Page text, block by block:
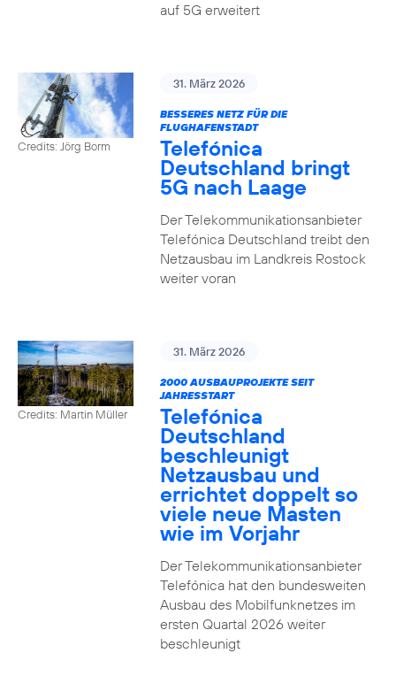
auf 5G erweitert
Credits: Jörg Borm
31. März 2026
BESSERES NETZ FÜR DIE
FLUGHAFENSTADT
Telefónica
Deutschland bringt
5G nach Laage
Der Telekommunikationsanbieter
Telefónica Deutschland treibt den
Netzausbau im Landkreis Rostock
weiter voran
Credits: Martin Müller
31. März 2026
2000 AUSBAUPROJEKTE SEIT
JAHRESSTART
Telefónica
Deutschland
beschleunigt
Netzausbau und
errichtet doppelt so
viele neue Masten
wie im Vorjahr
Der Telekommunikationsanbieter
Telefónica hat den bundesweiten
Ausbau des Mobilfunknetzes im
ersten Quartal 2026 weiter
beschleunigt